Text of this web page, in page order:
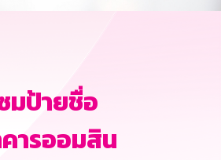
มป้ายชื่อ
ารออมสิน